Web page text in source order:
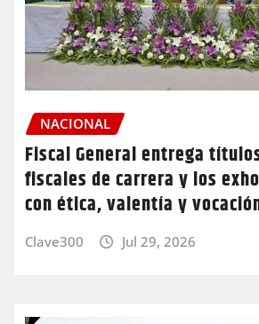
NACIONAL
Fiscal General entrega
fiscales de carrera y los
con ética, valentía y
Clave300 Jul 29, 2026